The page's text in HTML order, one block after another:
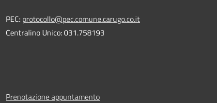
PEC: protocollo@pec.comune.carugo.co.it
Centralino Unico: 031.758193
Prenotazione appuntamento